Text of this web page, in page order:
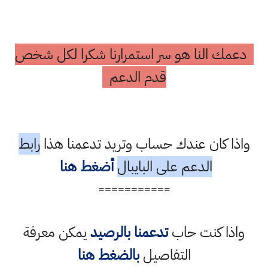
دعمك النا هو سر استمرارنا شكرا لكل شخص
قدم الدعم
واذا كان عندك حساب وتريد تدعمنا هذارابط
الدعم على البايبال أضغط هنا
===========
واذا كنت حابتدعمنا بالرصيديمكن معرفة
التفاصيلبالضغط هنا